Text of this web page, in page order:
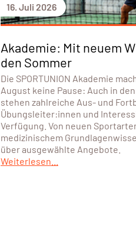
16. Juli 2026
Akademie: Mit neuem
den Sommer
Die SPORTUNION Akademie
August keine Pause: Auch in
stehen zahlreiche Aus- und
Übungsleiter:innen und
Verfügung. Von neuen
medizinischem
über ausgewählte Angebote.
Weiterlesen...